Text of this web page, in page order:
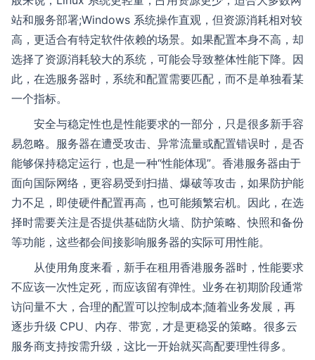
站和服务部署;Windows 系统操作直观，但资源消耗相对较
高，更适合有特定软件依赖的场景。如果配置本身不高，却
选择了资源消耗较大的系统，可能会导致整体性能下降。因
此，在选服务器时，系统和配置需要匹配，而不是单独看某
一个指标。
安全与稳定性也是性能要求的一部分，只是很多新手容
易忽略。服务器在遭受攻击、异常流量或配置错误时，是否
能够保持稳定运行，也是一种“性能体现”。香港服务器由于
面向国际网络，更容易受到扫描、爆破等攻击，如果防护能
力不足，即使硬件配置再高，也可能频繁宕机。因此，在选
择时需要关注是否提供基础防火墙、防护策略、快照和备份
等功能，这些都会间接影响服务器的实际可用性能。
从使用角度来看，新手在租用香港服务器时，性能要求
不应该一次性定死，而应该留有弹性。业务在初期阶段通常
访问量不大，合理的配置可以控制成本;随着业务发展，再
逐步升级 CPU、内存、带宽，才是更稳妥的策略。很多云
服务商支持按需升级，这比一开始就买高配要理性得多。